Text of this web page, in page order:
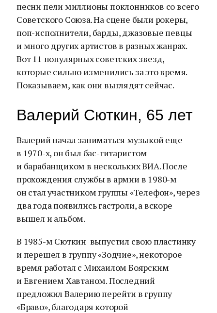
песни пели миллионы поклонников со всего
Советского Союза. На сцене были рокеры,
поп-исполнители, барды, джазовые певцы
и много других артистов в разных жанрах.
Вот 11 популярных советских звезд,
которые сильно изменились за это время.
Показываем, как они выглядят сейчас.
Валерий Сюткин, 65 лет
Валерий начал заниматься музыкой еще
в 1970-х, он был бас-гитаристом
и барабанщиком в нескольких ВИА. После
прохождения службы в армии в 1980-м
он стал участником группы «Телефон», через
два года появились гастроли, а вскоре
вышел и альбом.
В 1985-м Сюткин выпустил свою пластинку
и перешел в группу «Зодчие», некоторое
время работал с Михаилом Боярским
и Евгением Хавтаном. Последний
предложил Валерию перейти в группу
«Браво», благодаря которой